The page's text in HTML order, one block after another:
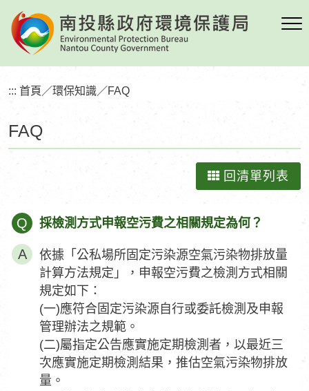
到
要
塊FAQ
::: 首頁 ／環保知識／FAQ
回清單列表
Q 採檢測方式申報空污費之相關規定為何？
依據「公私場所固定污染源空氣污染物排放量
計算方法規定」，申報空污費之檢測方式相關
規定如下：
(一)應符合固定污染源自行或委託檢測及申報
管理辦法之規範。
(二)屬指定公告應實施定期檢測者，以最近三
次應實施定期檢測結果，推估空氣污染物排放
量。